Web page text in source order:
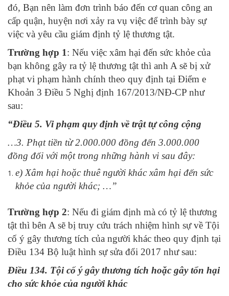
đó, Bạn nên làm đơn trình báo đến cơ quan công an
cấp quận, huyện nơi xảy ra vụ việc để trình bày sự
việc và yêu cầu giám định tỷ lệ thương tật.
Trường hợp 1: Nếu việc xâm hại đến sức khỏe của
bạn không gây ra tỷ lệ thương tật thì anh A sẽ bị xử
phạt vi phạm hành chính theo quy định tại Điểm e
Khoản 3 Điều 5 Nghị định 167/2013/NĐ-CP như
sau:
“Điều 5. Vi phạm quy định về trật tự công cộng
…3. Phạt tiền từ 2.000.000 đồng đến 3.000.000
đồng đối với một trong những hành vi sau đây:
e) Xâm hại hoặc thuê người khác xâm hại đến sức
khỏe của người khác; …”
Trường hợp 2: Nếu đi giám định mà có tỷ lệ thương
tật thì bên A sẽ bị truy cứu trách nhiệm hình sự về Tội
cố ý gây thương tích của người khác theo quy định tại
Điều 134 Bộ luật hình sự sửa đổi 2017 như sau:
Điều 134. Tội cố ý gây thương tích hoặc gây tổn hại
cho sức khỏe của người khác